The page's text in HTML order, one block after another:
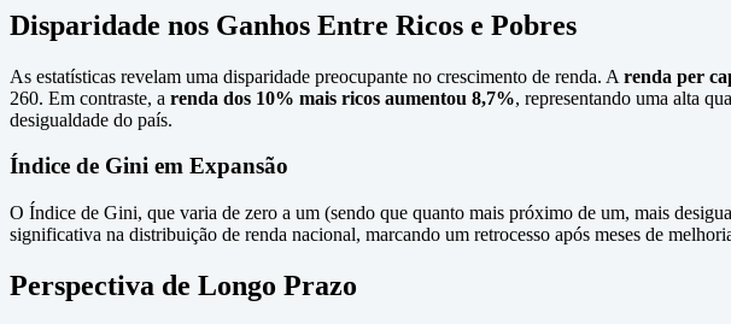
Disparidade nos Ganhos Entre Ricos e Pobres
As estatísticas revelam uma disparidade preocupante no crescimento de renda. A renda per
260. Em contraste, a renda dos 10% mais ricos aumentou 8,7%, representando uma alta
desigualdade do país.
Índice de Gini em Expansão
O Índice de Gini, que varia de zero a um (sendo que quanto mais próximo de um, mais
significativa na distribuição de renda nacional, marcando um retrocesso após meses de
Perspectiva de Longo Prazo